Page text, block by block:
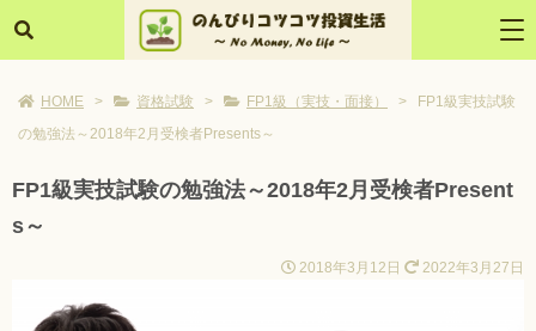
HOME > 資格試験 > FP1級（実技・面接） >
FP1級実技試験
の勉強法～2018年2月受検者Presents～
FP1級実技試験の勉強法～2018年2月受検者Present
s～
2018年3月12日 2022年3月27日